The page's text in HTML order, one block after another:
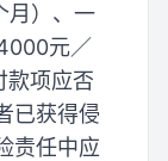
月）、一
元／
款项应否
已获得侵
责任中应